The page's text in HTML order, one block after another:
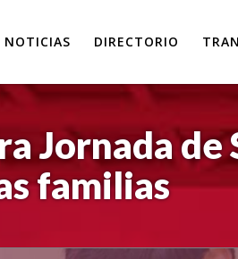
NOTICIAS DIRECTORIO
Jornada de
familias